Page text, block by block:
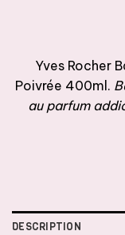
Yves Rocher
Poivrée 400ml.
au parfum
DESCRIPTION